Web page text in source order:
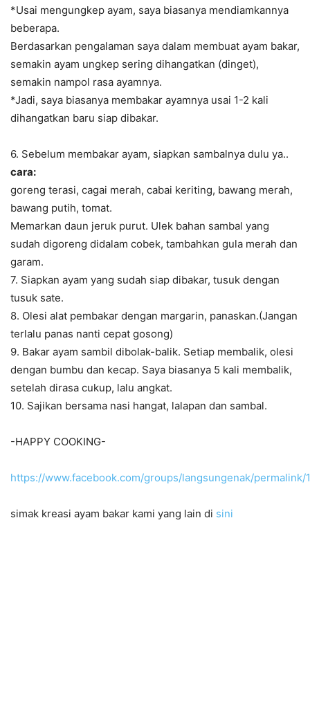
*Usai mengungkep ayam, saya biasanya mendiamkannya
beberapa.
Berdasarkan pengalaman saya dalam membuat ayam bakar,
semakin ayam ungkep sering dihangatkan (dinget),
semakin nampol rasa ayamnya.
*Jadi, saya biasanya membakar ayamnya usai 1-2 kali
dihangatkan baru siap dibakar.
6. Sebelum membakar ayam, siapkan sambalnya dulu ya..
cara:
goreng terasi, cagai merah, cabai keriting, bawang merah,
bawang putih, tomat.
Memarkan daun jeruk purut. Ulek bahan sambal yang
sudah digoreng didalam cobek, tambahkan gula merah dan
garam.
7. Siapkan ayam yang sudah siap dibakar, tusuk dengan
tusuk sate.
8. Olesi alat pembakar dengan margarin, panaskan.(Jangan
terlalu panas nanti cepat gosong)
9. Bakar ayam sambil dibolak-balik. Setiap membalik, olesi
dengan bumbu dan kecap. Saya biasanya 5 kali membalik,
setelah dirasa cukup, lalu angkat.
10. Sajikan bersama nasi hangat, lalapan dan sambal.
-HAPPY COOKING-
https://www.facebook.com/groups/langsungenak/
simak kreasi ayam bakar kami yang lain di sini